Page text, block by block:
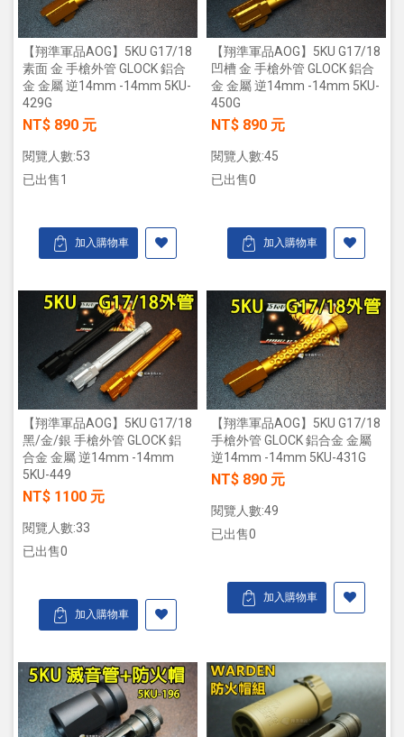
【翔準軍品AOG】5KU G17/18
素面 金 手槍外管 GLOCK 鋁合
金 金屬 逆14mm -14mm 5KU-
429G
NT$ 890 元
閱覽人數:53
已出售1
加入購物車
【翔準軍品AOG】5KU G17/18
凹槽 金 手槍外管 GLOCK 鋁合
金 金屬 逆14mm -14mm 5KU-
450G
NT$ 890 元
閱覽人數:45
已出售0
加入購物車
【翔準軍品AOG】5KU G17/18
黑/金/銀 手槍外管 GLOCK 鋁
合金 金屬 逆14mm -14mm
5KU-449
NT$ 1100 元
閱覽人數:33
已出售0
加入購物車
【翔準軍品AOG】5KU G17/18
手槍外管 GLOCK 鋁合金 金屬
逆14mm -14mm 5KU-431G
NT$ 890 元
閱覽人數:49
已出售0
加入購物車